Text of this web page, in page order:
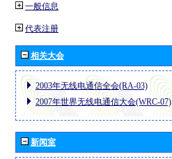
一般信息
代表注册
相关大会
2003年无线电通信全会(RA-03)
2007年世界无线电通信大会(WRC-07)
新闻室